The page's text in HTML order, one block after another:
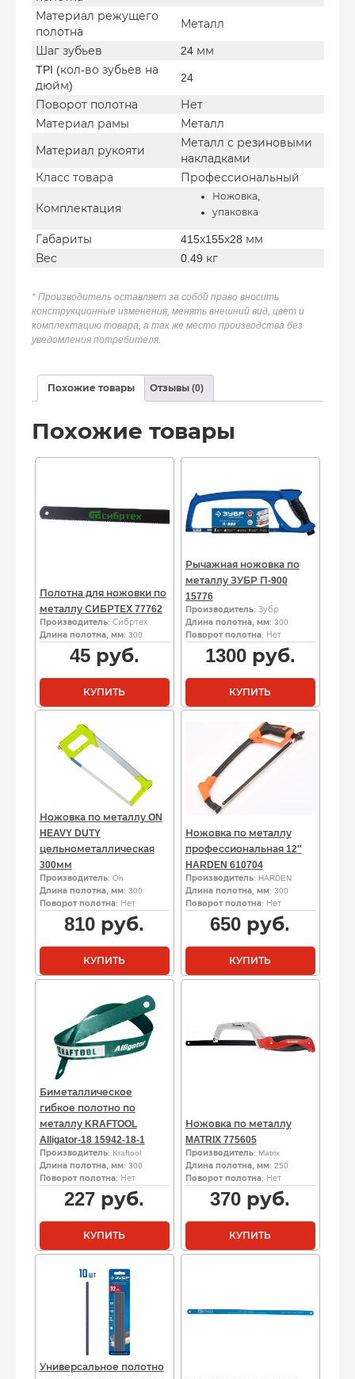
Материал режущего
полотна
Металл
Шаг зубьев
24 мм
TPI (кол-во зубьев на
дюйм)
24
Поворот полотна
Нет
Материал рамы
Металл
Материал рукояти
Металл с резиновыми
накладками
Класс товара
Профессиональный
Комплектация
Ножовка,
упаковка
Габариты
415х155х28 мм
Вес
0.49 кг
* Производитель оставляет за собой право вносить
конструкционные изменения, менять внешний вид, цвет и
комплектацию товара, а так же место производства без
уведомления потребителя.
Похожие товары Отзывы (0)
Похожие товары
Полотна для ножовки по
металлу СИБРТЕХ 77762
Производитель: Сибртех
Длина полотна, мм: 300
45руб.
КУПИТЬ
Рычажная ножовка по
металлу ЗУБР П-900
15776
Производитель: Зубр
Длина полотна, мм: 300
Поворот полотна: Нет
1300руб.
КУПИТЬ
Ножовка по металлу ON
HEAVY DUTY
цельнометаллическая
300мм
Производитель: On
Длина полотна, мм: 300
Поворот полотна: Нет
810 руб.
КУПИТЬ
Ножовка по металлу
профессиональная 12″
HARDEN 610704
Производитель: HARDEN
Длина полотна, мм: 300
Поворот полотна: Нет
650 руб.
КУПИТЬ
Биметаллическое
гибкое полотно по
металлу KRAFTOOL
Alligator-18 15942-18-1
Производитель: Kraftool
Длина полотна, мм: 300
Поворот полотна: Нет
227 руб.
КУПИТЬ
Ножовка по металлу
MATRIX 775605
Производитель: Matrix
Длина полотна, мм: 250
Поворот полотна: Нет
370 руб.
КУПИТЬ
Универсальное полотно